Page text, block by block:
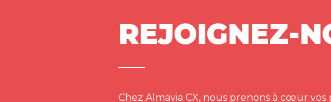
REJOIGNEZ-
Chez Almavia CX, nous prenons à cœur vos